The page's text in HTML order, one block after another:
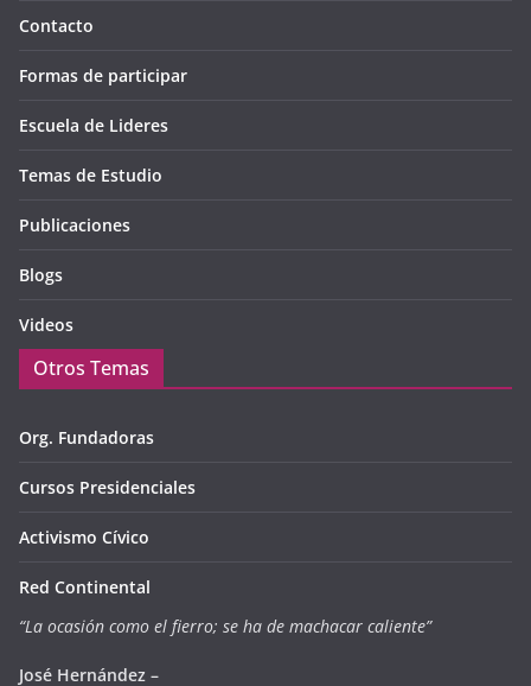
Contacto
Formas de participar
Escuela de Lideres
Temas de Estudio
Publicaciones
Blogs
Videos
Otros Temas
Org. Fundadoras
Cursos Presidenciales
Activismo Cívico
Red Continental
“La ocasión como el fierro; se ha de machacar caliente”
José Hernández –